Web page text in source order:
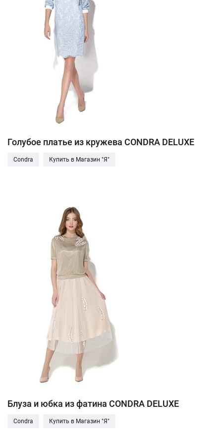
Голубое платье из кружева CONDRA DELUXE
Condra Купить в Магазин "Я"
Блуза и юбка из фатина CONDRA DELUXE
Condra Купить в Магазин "Я"